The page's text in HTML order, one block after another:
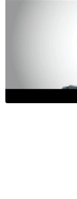
ゲーム
日本の
日本
日本の
ルを網
解説を
若ゲ
『うつ
一先生